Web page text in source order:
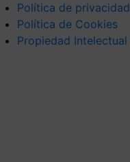
Política de privacidad
Política de Cookies
Propiedad Intelectual